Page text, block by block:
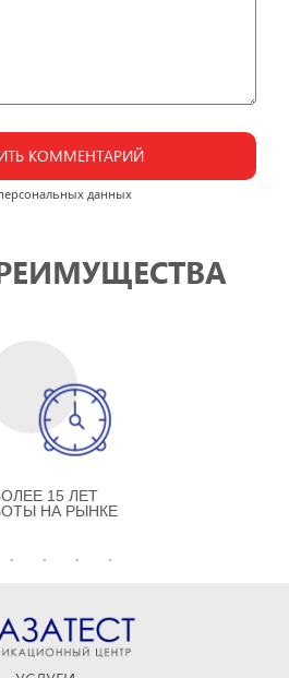
КОММЕНТАРИЙ
данных
15 ЛЕТ
НА РЫНКЕ